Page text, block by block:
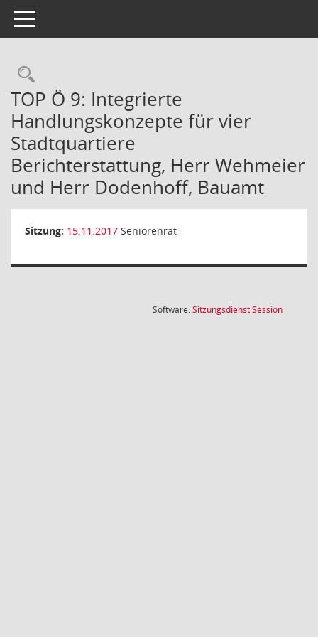
Toggle navigation
Rechercheauswahl
TOP Ö 9: Integrierte
Handlungskonzepte für vier
Stadtquartiere
Berichterstattung, Herr Wehmeier
und Herr Dodenhoff, Bauamt
Sitzung: 15.11.2017 Seniorenrat
Software:SitzungsdienstSession(Wird in